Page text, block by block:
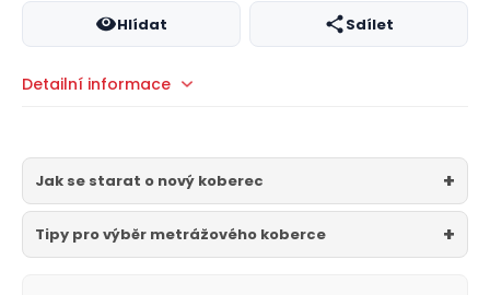
Hlídat Sdílet
Detailní informace
Jak se starat o nový koberec
Tipy pro výběr metrážového koberce